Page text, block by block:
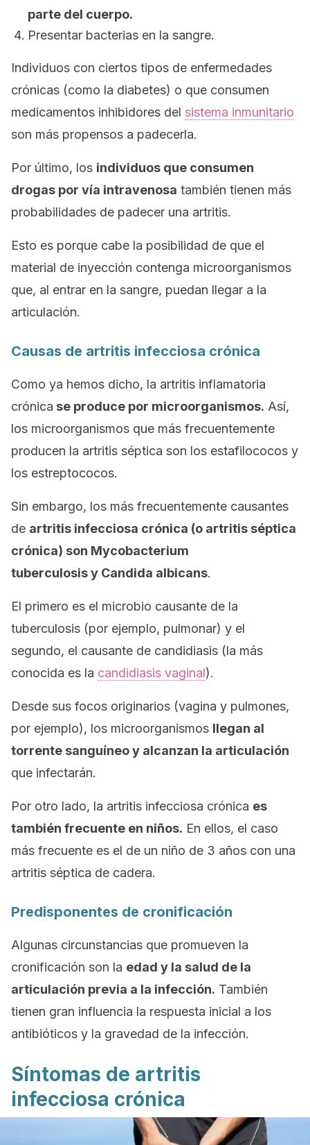
parte del cuerpo.
Presentar bacterias en la sangre.
Individuos con ciertos tipos de enfermedades
crónicas (como la diabetes) o que consumen
medicamentos inhibidores del sistema inmunitario
son más propensos a padecerla.
Por último, los individuos que consumen
drogas por vía intravenosa también tienen más
probabilidades de padecer una artritis.
Esto es porque cabe la posibilidad de que el
material de inyección contenga microorganismos
que, al entrar en la sangre, puedan llegar a la
articulación.
Causas de artritis infecciosa crónica
Como ya hemos dicho, la artritis inflamatoria
crónica se produce por microorganismos. Así,
los microorganismos que más frecuentemente
producen la artritis séptica son los estafilococos y
los estreptococos.
Sin embargo, los más frecuentemente causantes
de artritis infecciosa crónica (o artritis séptica
crónica) son Mycobacterium
tuberculosisy Candida albicans.
El primero es el microbio causante de la
tuberculosis (por ejemplo, pulmonar) y el
segundo, el causante de candidiasis (la más
conocida es la candidiasis vaginal).
Desde sus focos originarios (vagina y pulmones,
por ejemplo), los microorganismos llegan al
torrente sanguíneo y alcanzan la articulación
que infectarán.
Por otro lado, la artritis infecciosa crónica es
también frecuente en niños. En ellos, el caso
más frecuente es el de un niño de 3 años con una
artritis séptica de cadera.
Predisponentes de cronificación
Algunas circunstancias que promueven la
cronificación son la edad y la salud de la
articulación previa a la infección. También
tienen gran influencia la respuesta inicial a los
antibióticos y la gravedad de la infección.
Síntomas de artritis
infecciosa crónica